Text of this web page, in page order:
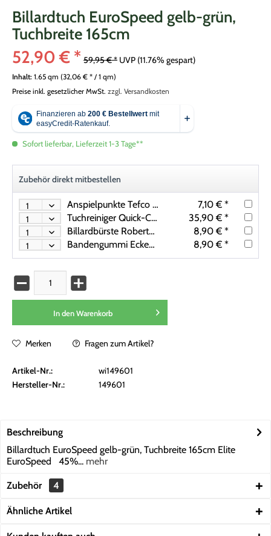
Billardtuch EuroSpeed gelb-grün,
Tuchbreite 165cm
52,90 € * 59,95 € * UVP (11.76% gespart)
Inhalt: 1.65 qm (32,06 € * / 1 qm)
Preise inkl. gesetzlicher MwSt. zzgl. Versandkosten
Sofort lieferbar, Lieferzeit 1-3 Tage**
Zubehör direkt mitbestellen
Anspielpunkte Tefco 32mm (12St.)
7,10 € *
Tuchreiniger Quick-Clean inkl. Mikrofasertuch
35,90 € *
Billardbürste Robertson Oak Classic
8,90 € *
Bandengummi Ecken (Satz)
8,90 € *
In den Warenkorb
Merken Fragen zum Artikel?
Artikel-Nr.:
wi149601
Hersteller-Nr.:
149601
Beschreibung
Billardtuch EuroSpeed gelb-grün, Tuchbreite 165cm Elite
EuroSpeed 45%... mehr
Zubehör 4
Ähnliche Artikel